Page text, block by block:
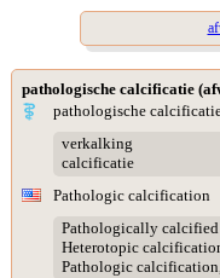
pathologische calcificatie
pathologische
verkalking
calcificatie
Pathologic calcification
Pathologically calcified
Heterotopic
Pathologic